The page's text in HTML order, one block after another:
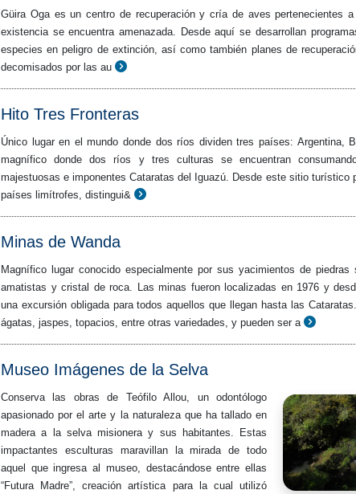
Güira Oga es un centro de recuperación y cría de aves pertenecientes
existencia se encuentra amenazada. Desde aquí se desarrollan
especies en peligro de extinción, así como también planes de
decomisados por las au
Hito Tres Fronteras
Único lugar en el mundo donde dos ríos dividen tres países: Argentina,
magnífico donde dos ríos y tres culturas se encuentran
majestuosas e imponentes Cataratas del Iguazú. Desde este sitio turístico
países limítrofes, distingui&
Minas de Wanda
Magnífico lugar conocido especialmente por sus yacimientos de piedras
amatistas y cristal de roca. Las minas fueron localizadas en 1976 y
una excursión obligada para todos aquellos que llegan hasta las
ágatas, jaspes, topacios, entre otras variedades, y pueden ser a
Museo Imágenes de la Selva
Conserva las obras de Teófilo Allou, un odontólogo
apasionado por el arte y la naturaleza que ha tallado en
madera a la selva misionera y sus habitantes. Estas
impactantes esculturas maravillan la mirada de todo
aquel que ingresa al museo, destacándose entre ellas
“Futura Madre”, creación artística para la cual utilizó